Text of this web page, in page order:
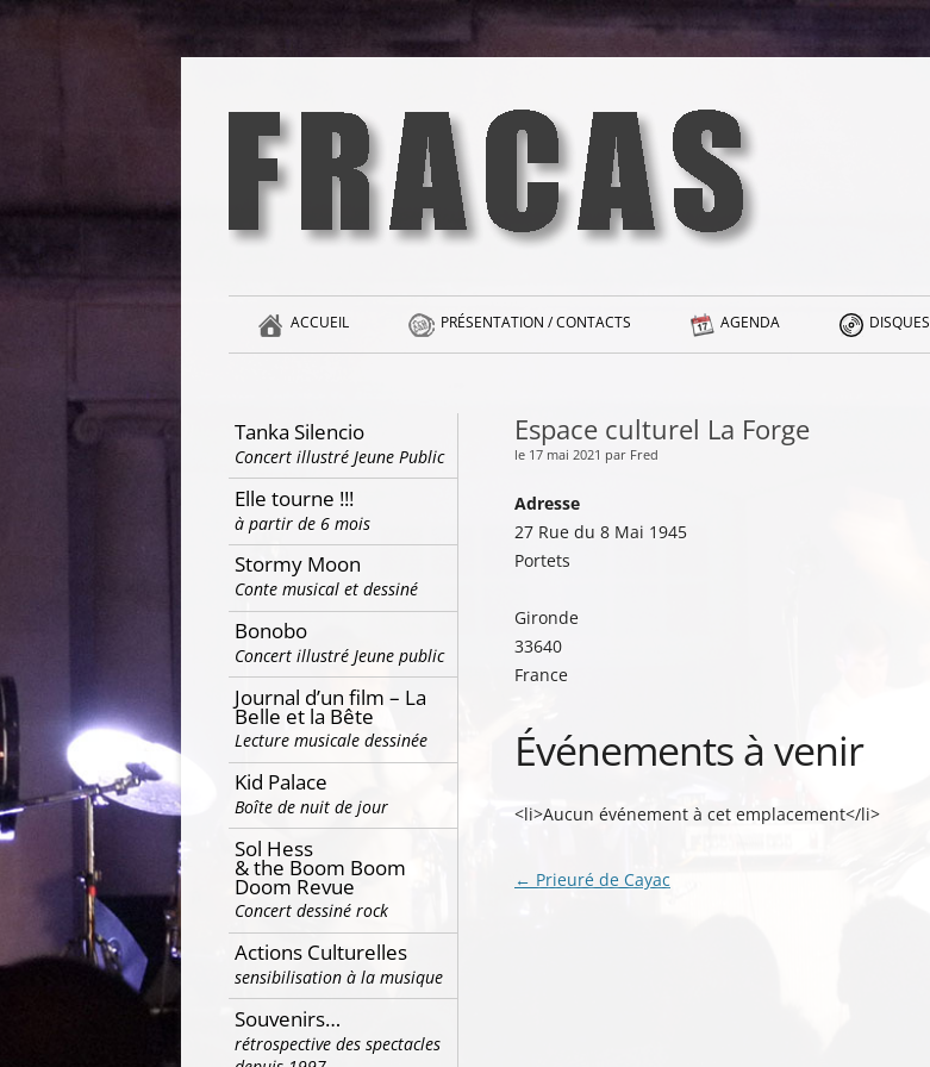
Aller
Fracas
ACCUEIL PRÉSENTATION / CONTACTS AGENDA DISQUES
Espace culturel La Forge
le 17 mai 2021 par Fred
Adresse
27 Rue du 8 Mai 1945
Portets
Gironde
33640
France
Événements à venir
<li>Aucun événement à cet emplacement</li>
Navigation
← Prieuré de Cayac
Tanka Silencio
Concert illustré Jeune Public
Elle tourne !!!
à partir de 6 mois
Stormy Moon
Conte musical et dessiné
Bonobo
Concert illustré Jeune public
Journal d’un film – La
Belle et la Bête
Lecture musicale dessinée
Kid Palace
Boîte de nuit de jour
Sol Hess
& the Boom Boom
Doom Revue
Concert dessiné rock
Actions Culturelles
sensibilisation à la musique
Souvenirs…
rétrospective des spectacles